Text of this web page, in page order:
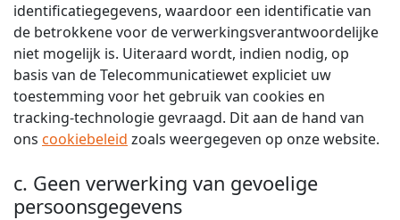
identificatiegegevens, waardoor een identificatie van
de betrokkene voor de verwerkingsverantwoordelijke
niet mogelijk is. Uiteraard wordt, indien nodig, op
basis van de Telecommunicatiewet expliciet uw
toestemming voor het gebruik van cookies en
tracking-technologie gevraagd. Dit aan de hand van
ons cookiebeleid zoals weergegeven op onze website.
c. Geen verwerking van gevoelige
persoonsgegevens